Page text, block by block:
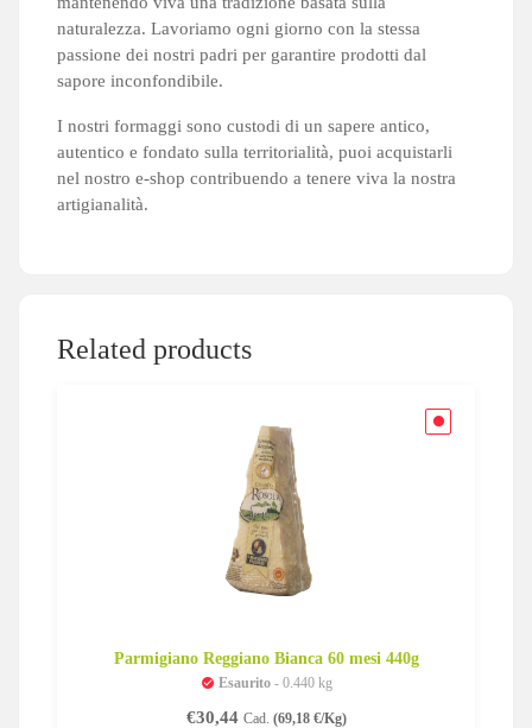
naturalezza. Lavoriamo ogni giorno con la stessa
passione dei nostri padri per garantire prodotti dal
sapore inconfondibile.
I nostri formaggi sono custodi di un sapere antico,
autentico e fondato sulla territorialità, puoi acquistarli
nel nostro e-shop contribuendo a tenere viva la nostra
artigianalità.
Related products
Parmigiano Reggiano Bianca 60 mesi 440g
Esaurito- 0.440 kg
€30,44 Cad. (69,18 €/Kg)